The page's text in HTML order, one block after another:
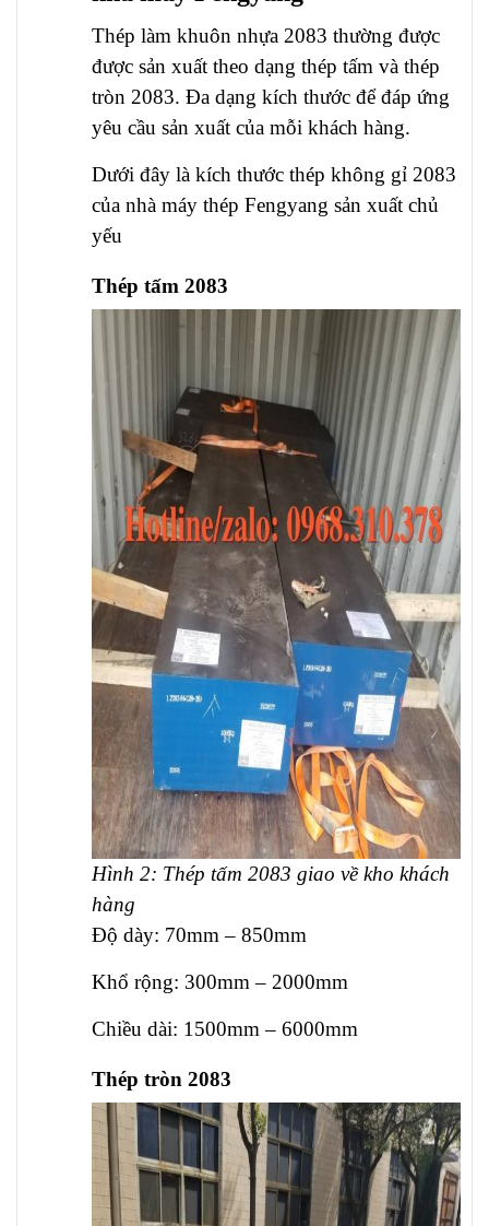
Thép làm khuôn nhựa 2083 thường được
được sản xuất theo dạng thép tấm và thép
tròn 2083. Đa dạng kích thước để đáp ứng
yêu cầu sản xuất của mỗi khách hàng.
Dưới đây là kích thước thép không gỉ 2083
của nhà máy thép Fengyang sản xuất chủ
yếu
Thép tấm 2083
Hình 2: Thép tấm 2083 giao về kho khách
hàng
Độ dày: 70mm – 850mm
Khổ rộng: 300mm – 2000mm
Chiều dài: 1500mm – 6000mm
Thép tròn 2083